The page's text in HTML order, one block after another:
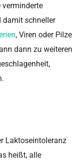
verminderte
damit schneller
, Viren oder Pilze
dann zu weiteren
Laktoseintoleranz
heißt, alle